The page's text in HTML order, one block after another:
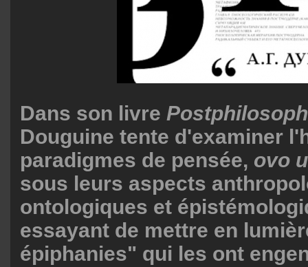
Dans son livre
Douguine tente d'examiner
paradigmes de pensée, ovo
sous leurs aspects
ontologiques et
essayant de mettre en
épiphanies" qui les ont